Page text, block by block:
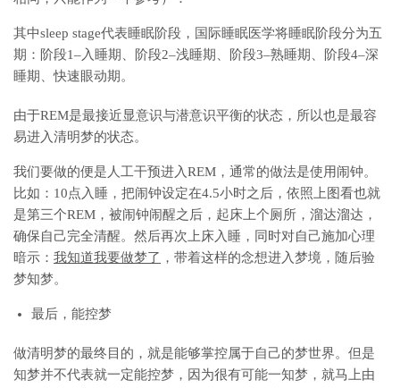
其中sleep stage代表睡眠阶段，国际睡眠医学将睡眠阶段分为五
期：阶段1–入睡期、阶段2–浅睡期、阶段3–熟睡期、阶段4–深
睡期、快速眼动期。
由于REM是最接近显意识与潜意识平衡的状态，所以也是最容
易进入清明梦的状态。
我们要做的便是人工干预进入REM，通常的做法是使用闹钟。
比如：10点入睡，把闹钟设定在4.5小时之后，依照上图看也就
是第三个REM，被闹钟闹醒之后，起床上个厕所，溜达溜达，
确保自己完全清醒。然后再次上床入睡，同时对自己施加心理
暗示： 我知道我要做梦了 ，带着这样的念想进入梦境，随后验
梦知梦。
最后，能控梦
做清明梦的最终目的，就是能够掌控属于自己的梦世界。但是
知梦并不代表就一定能控梦，因为很有可能一知梦，就马上由